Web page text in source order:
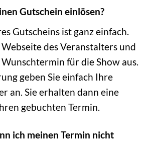
Gutschein einlösen?
Gutscheins ist ganz einfach.
Webseite des Veranstalters und
für die Show aus.
geben Sie einfach Ihre
an. Sie erhalten dann eine
gebuchten Termin.
ich meinen Termin nicht